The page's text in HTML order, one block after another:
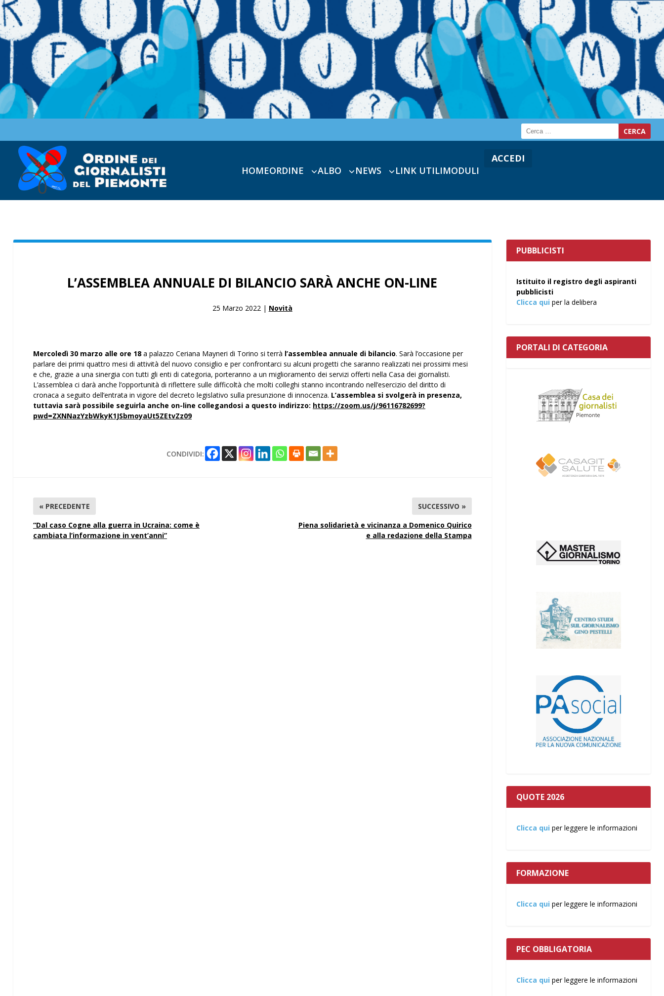
HOMEORDINE ALBO NEWS LINK UTILIMODULI
ACCEDI
L’ASSEMBLEA ANNUALE DI BILANCIO SARÀ ANCHE ON-LINE
25 Marzo 2022 | Novità
Mercoledì 30 marzo alle ore 18 a palazzo Ceriana Mayneri di Torino si terrà l’assemblea annuale di bilancio. Sarà l’occasione per
parlare dei primi quattro mesi di attività del nuovo consiglio e per confrontarci su alcuni progetti che saranno realizzati nei prossimi mesi
e che, grazie a una sinergia con tutti gli enti di categoria, porteranno a un miglioramento dei servizi offerti nella Casa dei giornalisti.
L’assemblea ci darà anche l’opportunità di riflettere sulle difficoltà che molti colleghi stanno incontrando nell’esercizio del diritto di
cronaca a seguito dell’entrata in vigore del decreto legislativo sulla presunzione di innocenza. L’assemblea si svolgerà in presenza,
tuttavia sarà possibile seguirla anche on-line collegandosi a questo indirizzo: https://zoom.us/j/96116782699?
pwd=ZXNNazYzbWkyK1JSbmoyaUt5ZEtvZz09
CONDIVIDI:
« PRECEDENTE
“Dal caso Cogne alla guerra in Ucraina: come è
cambiata l’informazione in vent’anni”
SUCCESSIVO »
Piena solidarietà e vicinanza a Domenico Quirico
e alla redazione della Stampa
PUBBLICISTI
Istituito il registro degli aspiranti
pubblicisti
Clicca qui per la delibera
PORTALI DI CATEGORIA
QUOTE 2026
Clicca qui per leggere le informazioni
FORMAZIONE
Clicca qui per leggere le informazioni
PEC OBBLIGATORIA
Clicca qui per leggere le informazioni